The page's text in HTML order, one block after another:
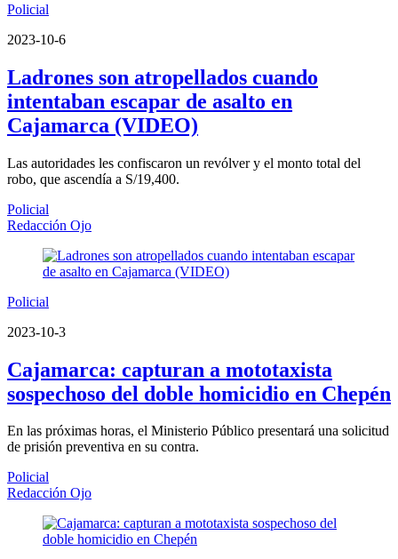
Policial
2023-10-6
Ladrones son atropellados cuando
intentaban escapar de asalto en
Cajamarca (VIDEO)
Las autoridades les confiscaron un revólver y el monto total del
robo, que ascendía a S/19,400.
Policial
Redacción Ojo
Policial
2023-10-3
Cajamarca: capturan a mototaxista
sospechoso del doble homicidio en Chepén
En las próximas horas, el Ministerio Público presentará una solicitud
de prisión preventiva en su contra.
Policial
Redacción Ojo